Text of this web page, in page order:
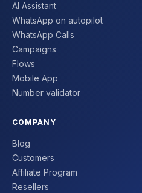
AI Assistant
WhatsApp on autopilot
WhatsApp Calls
Campaigns
Flows
Mobile App
Number validator
COMPANY
Blog
Customers
Affiliate Program
Resellers